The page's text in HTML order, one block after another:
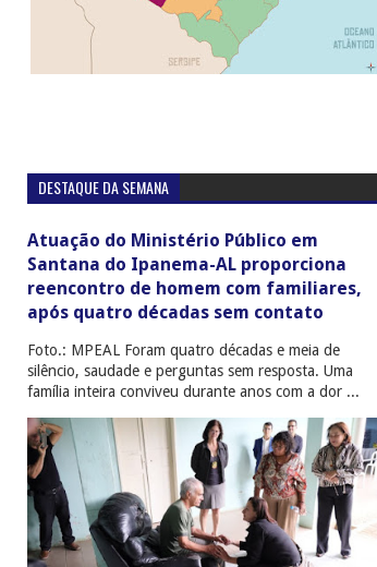
DESTAQUE DA SEMANA
Atuação do Ministério Público em
Santana do Ipanema-AL proporciona
reencontro de homem com familiares,
após quatro décadas sem contato
Foto.: MPEAL Foram quatro décadas e meia de
silêncio, saudade e perguntas sem resposta. Uma
família inteira conviveu durante anos com a dor ...